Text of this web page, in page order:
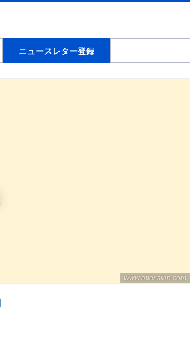
ニュースレター登録
www.atlassian.com